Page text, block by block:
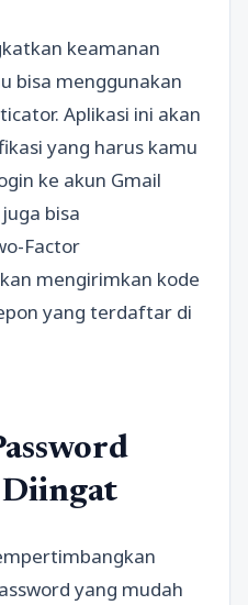
keamanan
bisa menggunakan
Aplikasi ini akan
yang harus kamu
ke akun Gmail
bisa
Factor
mengirimkan kode
yang terdaftar di
yang mudah